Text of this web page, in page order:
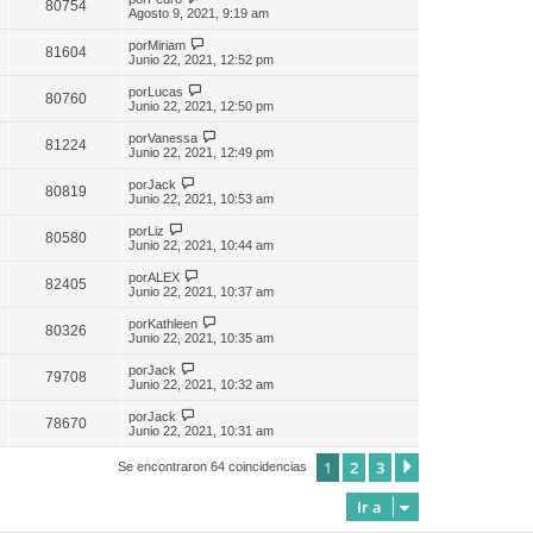
80754
Agosto 9, 2021, 9:19 am
81604 porMiriam
Junio 22, 2021, 12:52 pm
80760 porLucas
Junio 22, 2021, 12:50 pm
81224 porVanessa
Junio 22, 2021, 12:49 pm
80819 porJack
Junio 22, 2021, 10:53 am
80580 porLiz
Junio 22, 2021, 10:44 am
82405 porALEX
Junio 22, 2021, 10:37 am
80326 porKathleen
Junio 22, 2021, 10:35 am
79708 porJack
Junio 22, 2021, 10:32 am
78670 porJack
Junio 22, 2021, 10:31 am
Se encontraron 64 coincidencias 1 2 3
Ir a